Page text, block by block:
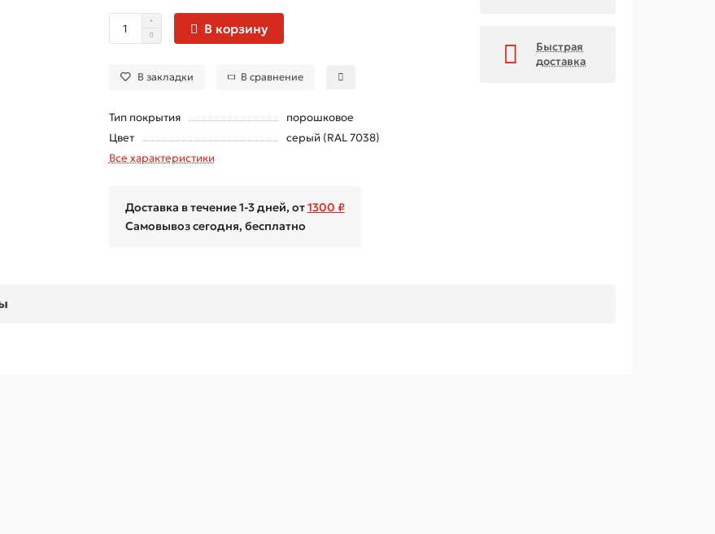
В корзину
В закладки В сравнение
Тип покрытия
порошковое
Цвет
серый (RAL 7038)
Все характеристики
Доставка в течение 1-3 дней, от1300 ₽
Самовывоз сегодня, бесплатно
Быстрая
доставка